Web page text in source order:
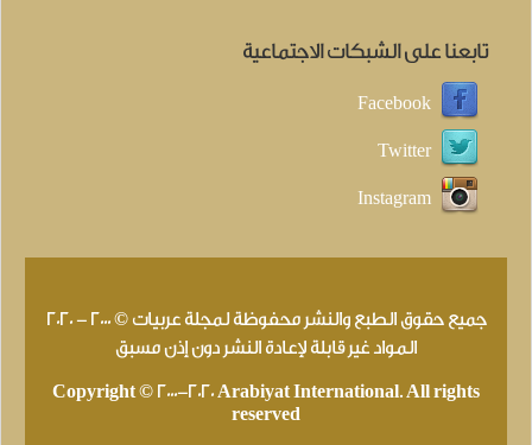
تابعنا على الشبكات الاجتماعية
Facebook
Twitter
Instagram
جميع حقوق الطبع والنشر محفوظة لمجلة عربيات © 2000 - 2020
المواد غير قابلة لإعادة النشر دون إذن مسبق
Copyright © 2000-2020 Arabiyat International. All rights
reserved